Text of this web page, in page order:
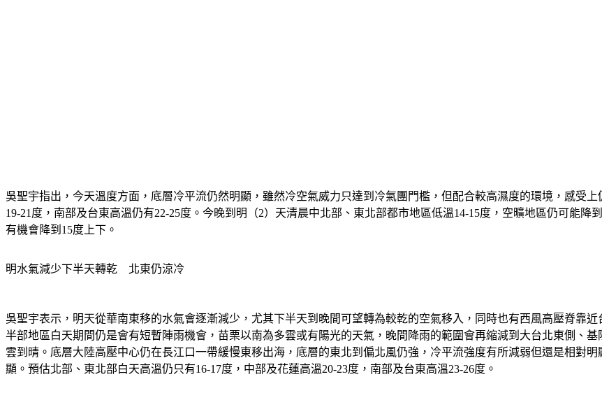
吳聖宇指出，今天溫度方面，底層冷平流仍然明顯，雖然冷空氣威力只達到冷氣團門檻，但配合較高濕度的環境，感受
19-21度，南部及台東高溫仍有22-25度。今晚到明（2）天清晨中北部、東北部都市地區低溫14-15度，空曠地區仍可能降
有機會降到15度上下。
明水氣減少下半天轉乾　北東仍涼冷
吳聖宇表示，明天從華南東移的水氣會逐漸減少，尤其下半天到晚間可望轉為較乾的空氣移入，同時也有西風高壓脊靠
半部地區白天期間仍是會有短暫陣雨機會，苗栗以南為多雲或有陽光的天氣，晚間降雨的範圍會再縮減到大台北東側、
雲到晴。底層大陸高壓中心仍在長江口一帶緩慢東移出海，底層的東北到偏北風仍強，冷平流強度有所減弱但還是相對
顯。預估北部、東北部白天高溫仍只有16-17度，中部及花蓮高溫20-23度，南部及台東高溫23-26度。